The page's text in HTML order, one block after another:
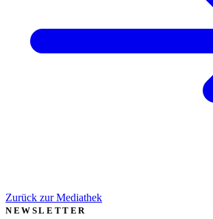
Zurück zur Mediathek
NEWSLETTER